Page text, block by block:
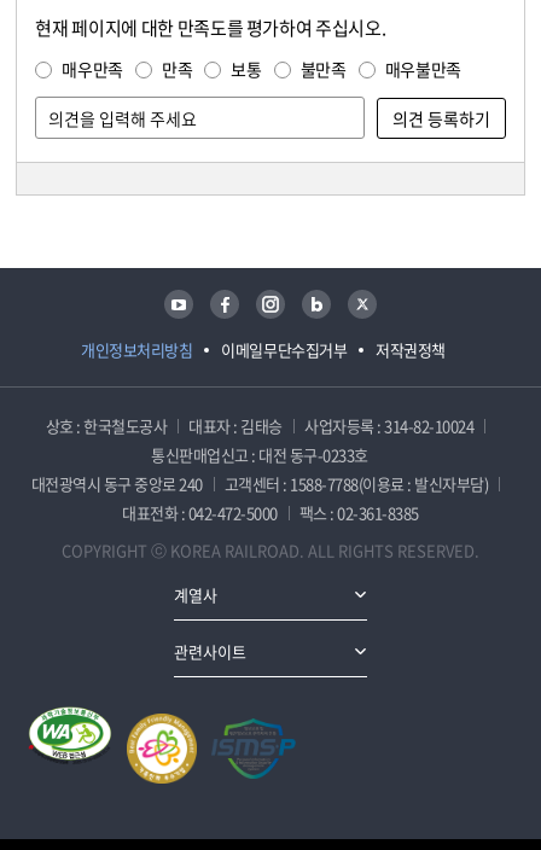
현재 페이지에 대한 만족도를 평가하여 주십시오.
매우만족 만족 보통 불만족 매우불만족
개인정보처리방침 이메일무단수집거부 저작권정책
유튜브 페이스북 인스타그램 블로그 트위터
상호 : 한국철도공사 대표자 : 김태승
사업자등록 : 314-82-10024
통신판매업신고 : 대전 동구-0233호
대전광역시 동구 중앙로 240
고객센터 : 1588-7788(이용료 : 발신자부담)
대표전화 : 042-472-5000
팩스 : 02-361-8385
COPYRIGHT ⓒ KOREA RAILROAD. ALL RIGHTS RESERVED.
계열사
관련사이트